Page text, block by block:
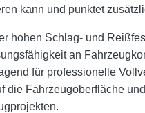
kann und punktet
hohen Schlag- und
an
für professionelle
die Fahrzeugoberfläche